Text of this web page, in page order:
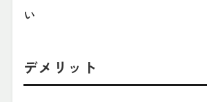
い
デメリット